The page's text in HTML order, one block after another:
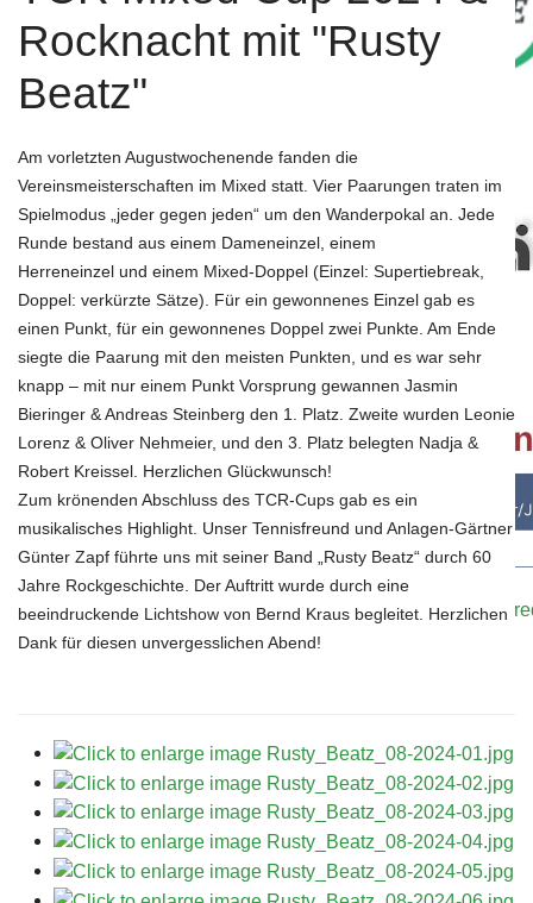
Bei unserem Partner "Fitness Complete" erhalten
Bewegte Impression unseres Vereins.
Bei Interesse oder falls ihr Trainer/innen kennt, meldet
Kontaktformularoder E-Mail an:sportwart@tennisclub-
Rocknacht mit "Rusty
Beatz"
Am vorletzten Augustwochenende fanden die
Vereinsmeisterschaften im Mixed statt. Vier Paarungen traten im
Spielmodus „jeder gegen jeden“ um den Wanderpokal an. Jede
Runde bestand aus einem Dameneinzel, einem
Herreneinzel und einem Mixed-Doppel (Einzel: Supertiebreak,
Doppel: verkürzte Sätze). Für ein gewonnenes Einzel gab es
einen Punkt, für ein gewonnenes Doppel zwei Punkte. Am Ende
siegte die Paarung mit den meisten Punkten, und es war sehr
knapp – mit nur einem Punkt Vorsprung gewannen Jasmin
Bieringer &Andreas Steinberg den 1. Platz. Zweite wurden Leonie
Lorenz & Oliver Nehmeier, und den 3. Platz belegten Nadja &
Robert Kreissel. Herzlichen Glückwunsch!
Zum krönenden Abschluss des TCR-Cups gab es ein
musikalisches Highlight. Unser Tennisfreund und Anlagen-Gärtner
Günter Zapf führte uns mit seiner Band „Rusty Beatz“ durch 60
Jahre Rockgeschichte. Der Auftritt wurde durch eine
beeindruckende Lichtshow von Bernd Kraus begleitet. Herzlichen
Dank für diesen unvergesslichen Abend!